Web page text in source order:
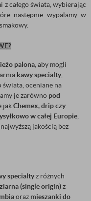
z całego świata, wybierając
następnie wypalamy w
palona , aby mogli
kawy specialty
świata, oceniane na
je zarówno pod
jakChemex, drip czy
w całej Europie
jakością bez
specialtyz różnych
(single origin)z
oraz mieszanki do